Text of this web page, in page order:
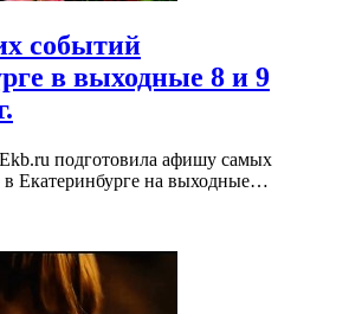
событий
в выходные 8 и 9
подготовила афишу самых
Екатеринбурге на выходные…